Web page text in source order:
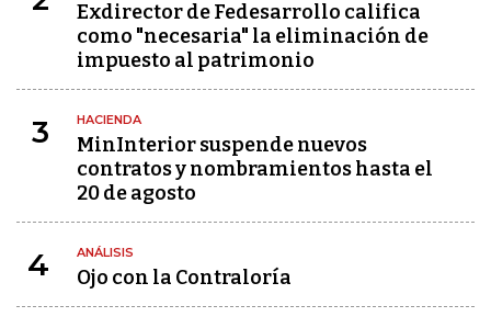
Exdirector de Fedesarrollo califica
como "necesaria" la eliminación de
impuesto al patrimonio
3 HACIENDA
MinInterior suspende nuevos
contratos y nombramientos hasta el
20 de agosto
4 ANÁLISIS
Ojo con la Contraloría